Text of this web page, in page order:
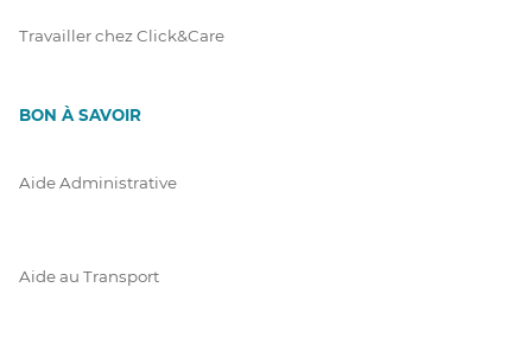
Travailler chez Click&Care
BON À SAVOIR
Aide Administrative
Aide au Transport